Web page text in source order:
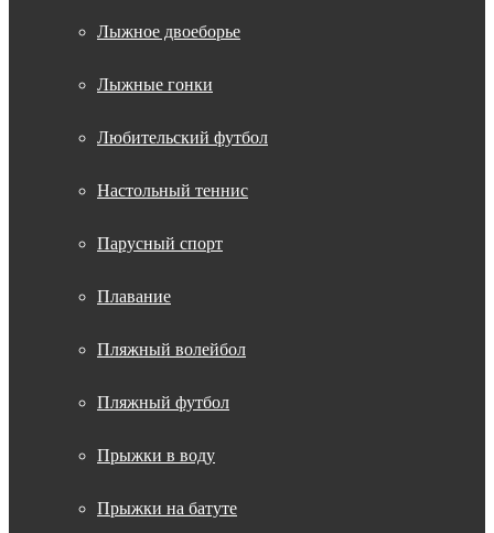
Лыжное двоеборье
Лыжные гонки
Любительский футбол
Настольный теннис
Парусный спорт
Плавание
Пляжный волейбол
Пляжный футбол
Прыжки в воду
Прыжки на батуте